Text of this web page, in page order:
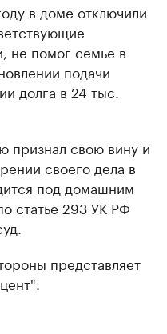
в доме отключили
не помог семье в
подачи
долга в 24 тыс.
признал свою вину и
своего дела в
под домашним
статье 293 УК РФ
представляет